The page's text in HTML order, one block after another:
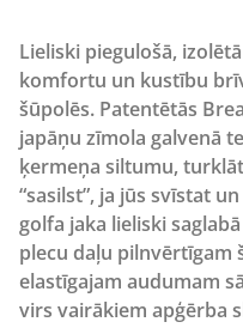
Lieliski piegulošā,
komfortu un kustību
šūpolēs. Patentētās
japāņu zīmola galvenā
ķermeņa siltumu,
“sasilst”, ja jūs svīstat
golfa jaka lieliski
plecu daļu pilnvērtīgam
elastīgajam audumam
virs vairākiem apģērba